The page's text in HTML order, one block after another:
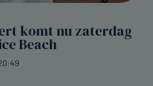
komt nu zaterdag
Beach